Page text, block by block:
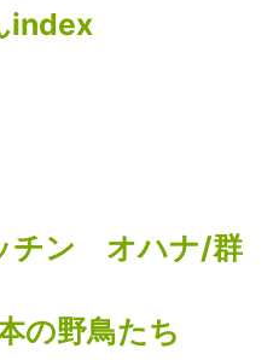
index
チン オハナ/群
の野鳥たち